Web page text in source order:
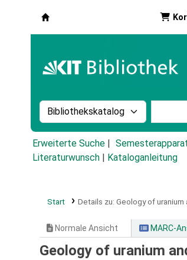
Suche im Katalog nach:
Erweiterte Suche
Literaturwunsch
Kataloganleitung
Start Details zu: Geology of uranium
Normale Ansicht MARC-
Geology of uranium